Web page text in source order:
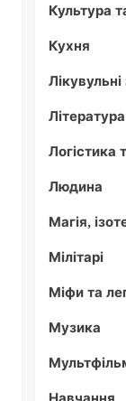
Культура
Кухня
Логістика
Людина
Магія,
Мілітарі
Міфи та
Музика
Навчання